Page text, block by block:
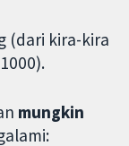
(dari kira-kira
mungkin